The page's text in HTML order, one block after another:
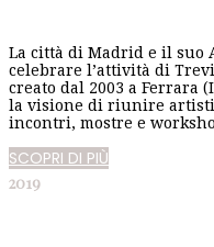
La città di Madrid e il suo
celebrare l’attività di
creato dal 2003 a Ferrara
la visione di riunire
incontri, mostre e
SCOPRI DI PIÙ
2019